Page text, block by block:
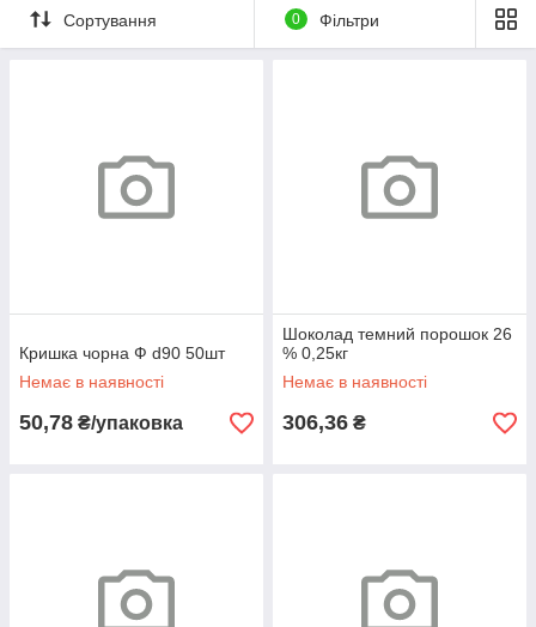
Сортування 0 Фільтри
Кришка чорна Ф d90 50шт
Немає в наявності
50,78 ₴/упаковка
Шоколад темний порошок 26
% 0,25кг
Немає в наявності
306,36 ₴